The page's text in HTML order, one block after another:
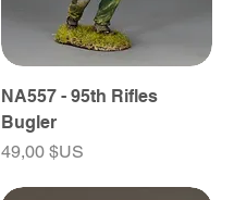
NA557 - 95th Rifles
Bugler
Prix
49,00 $US